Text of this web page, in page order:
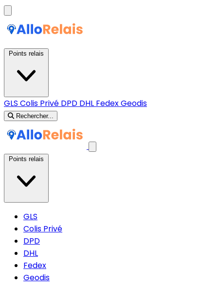
GLS Colis Privé DPD DHL FedexGeodis
Rechercher...
GLS
Colis Privé
DPD
DHL
Fedex
Geodis